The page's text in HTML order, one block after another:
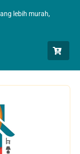
lebih murah,